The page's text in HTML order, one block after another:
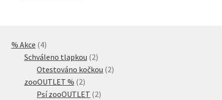
% Akce 44
produkty
Schváleno tlapkou 22
produkty
Otestováno kočkou 22
zooOUTLET % 22
produkty
Psí zooOUTLET 22